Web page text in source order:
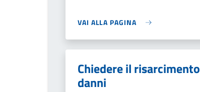
VAI ALLA PAGINA
Chiedere il risarcimento
danni